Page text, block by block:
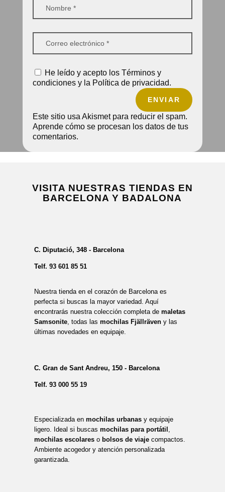
He leído y acepto los Términos y
condiciones y la Política de privacidad.
ENVIAR
Este sitio usa Akismet para reducir el spam.
Aprende cómo se procesan los datos de tus
comentarios.
VISITA NUESTRAS TIENDAS EN
BARCELONA Y BADALONA
C. Diputació, 348 - Barcelona
Telf. 93 601 85 51
Nuestra tienda en el corazón de Barcelona es
perfecta si buscas la mayor variedad. Aquí
encontrarás nuestra colección completa de maletas
Samsonite, todas las mochilas Fjällräveny las
últimas novedades en equipaje.
C. Gran de Sant Andreu, 150 - Barcelona
Telf. 93 000 55 19
Especializada en mochilas urbanasy equipaje
ligero. Ideal si buscas mochilas para portátil
mochilas escolareso bolsos de viajecompactos.
Ambiente acogedor y atención personalizada
garantizada.